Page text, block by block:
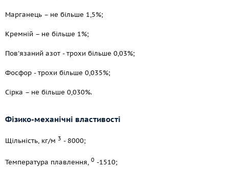
Марганець – не більше 1,5%;
Кремній – не більше 1%;
Пов'язаний азот - трохи більше 0,03%;
Фосфор - трохи більше 0,035%;
Сірка – не більше 0,030%.
Фізико-механічні властивості
Щільність, кг/м 3 - 8000;
Температура плавлення, 0 -1510;